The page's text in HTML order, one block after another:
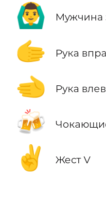
🙆‍♂️ Мужчина
🫱 Рука
🫲 Рука
🍻
✌️ Жест V